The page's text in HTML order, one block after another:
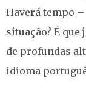
Haverá tempo
situação? É
de profundas
idioma